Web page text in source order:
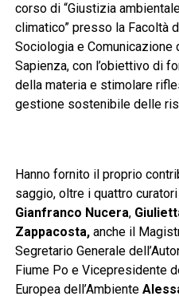
corso di “Giustizia
climatico” presso la Facoltà
Sociologia e Comunicazione
Sapienza, con l’obiettivo di
della materia e stimolare
gestione sostenibile delle
Hanno fornito il proprio
saggio, oltre i quattro curatori
Gianfranco Nucera,
Zappacosta,anche il
Segretario Generale
Fiume Po e Vicepresidente
Europea dell’Ambiente